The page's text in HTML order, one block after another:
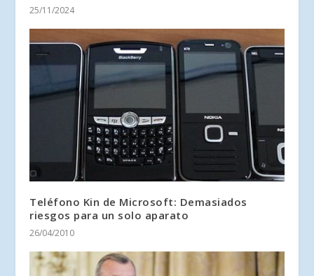
25/11/2024
Teléfono Kin de Microsoft: Demasiados
riesgos para un solo aparato
26/04/2010